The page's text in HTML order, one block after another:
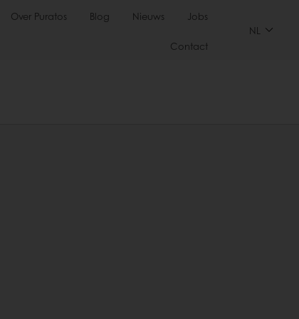
Over Puratos Blog Nieuws Jobs
Contact
NL